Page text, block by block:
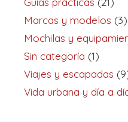
Marcas y modelos (3)
Mochilas y
Sin categoría (1)
Viajes y escapadas
Vida urbana y día a